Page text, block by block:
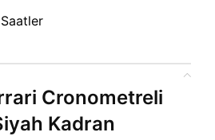
Cronometreli
Kadran